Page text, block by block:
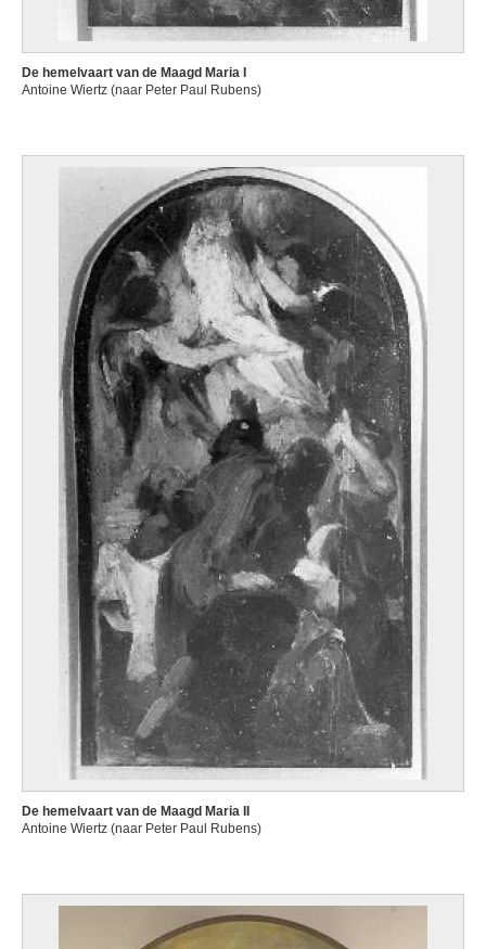
De hemelvaart van de Maagd Maria I
Antoine Wiertz (naar Peter Paul Rubens)
De hemelvaart van de Maagd Maria II
Antoine Wiertz (naar Peter Paul Rubens)